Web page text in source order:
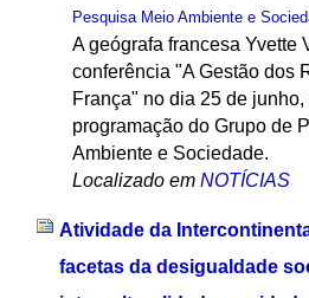
Pesquisa Meio Ambiente e
A geógrafa francesa Yvette
conferência "A Gestão dos
França" no dia 25 de junho,
programação do Grupo de
Ambiente e Sociedade.
Localizado em NOTÍCIAS
Atividade da
facetas da desigualdade